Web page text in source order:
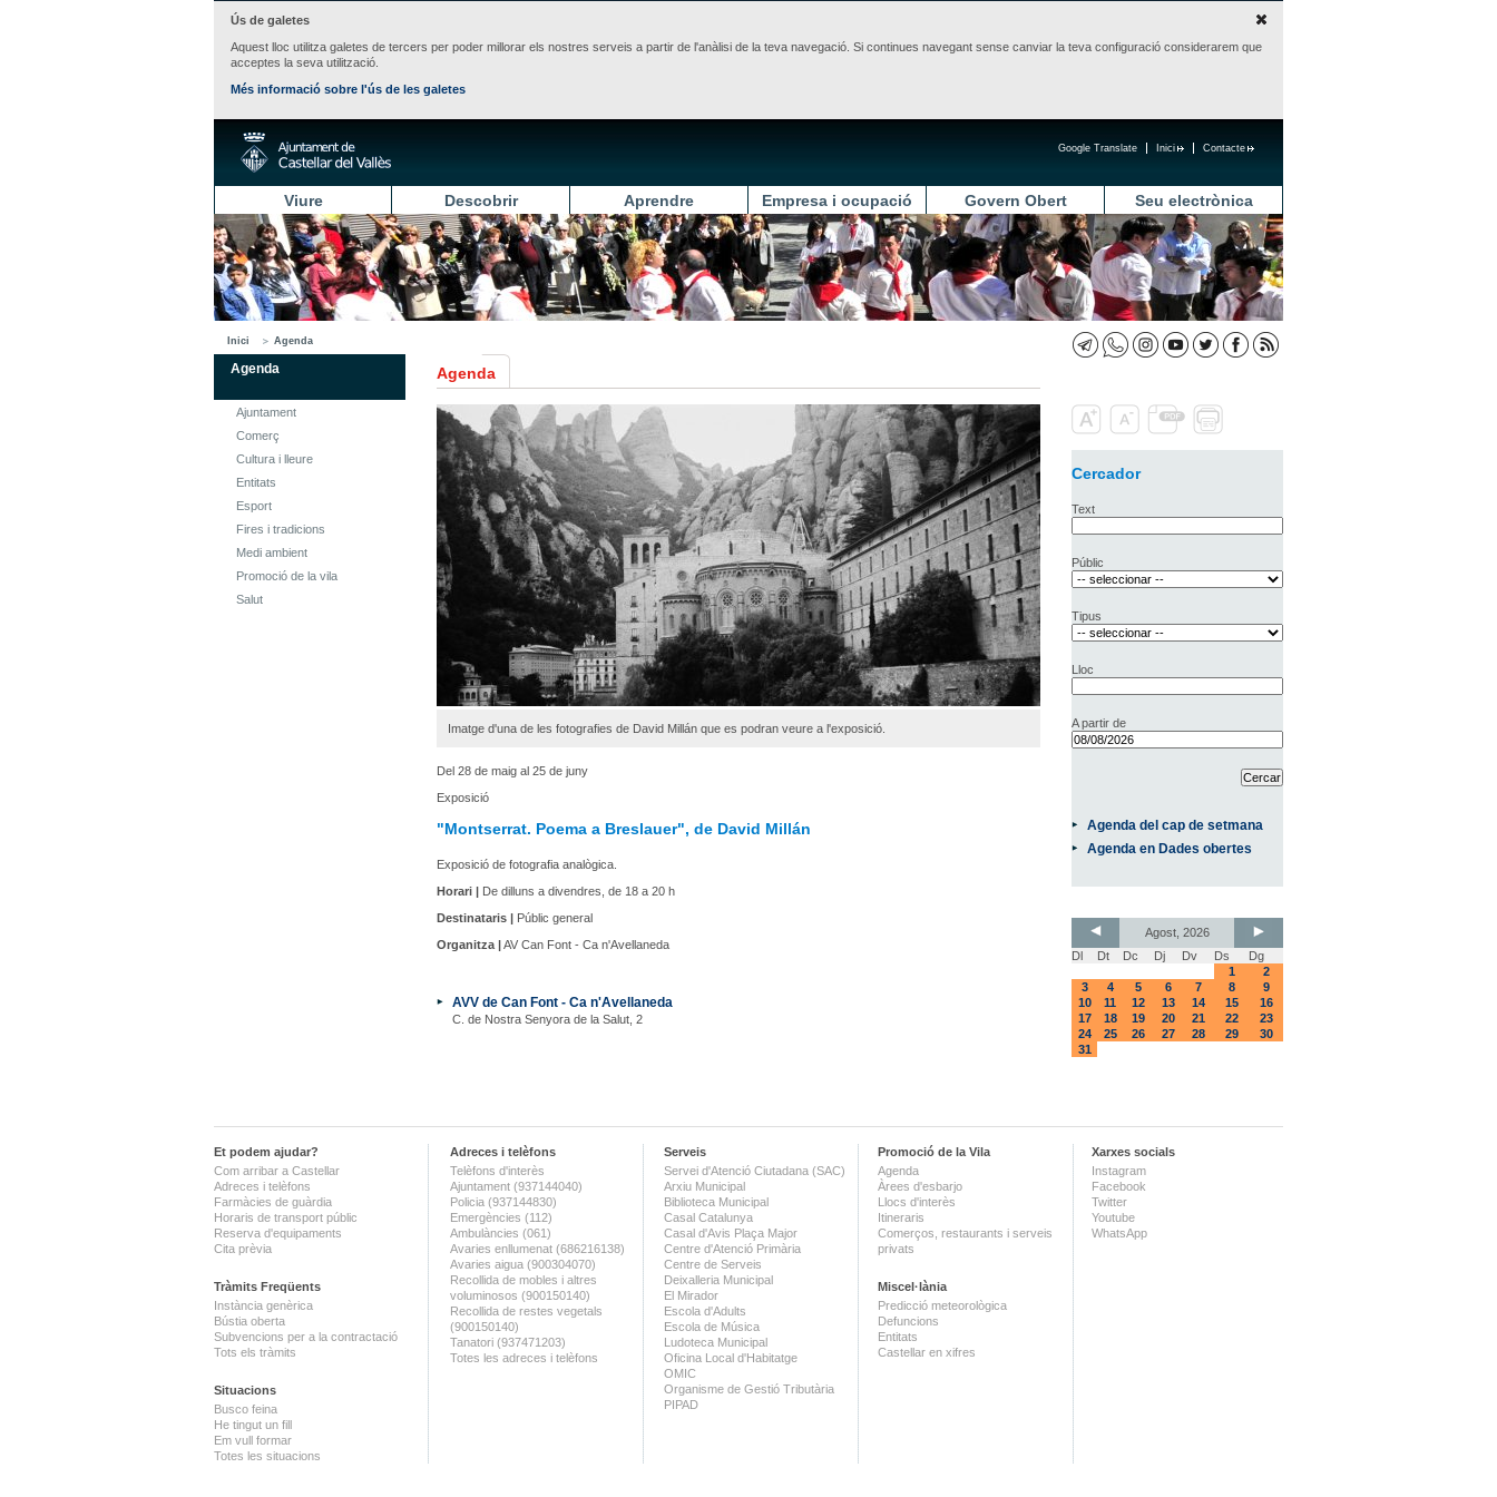
Ús de galetes
Aquest lloc utilitza galetes de tercers per poder millorar els nostres serveis a partir de l'anàlisi de la teva navegació. Si continues navegant sense canviar la teva configuració considerarem que
acceptes la seva utilització.
Més informació sobre l'ús de les galetes
Contacte
Inici
Google Translate
Viure Descobrir Aprendre Empresa i ocupació Govern Obert Seu electrònica
Inici Agenda
Agenda
Ajuntament
Comerç
Cultura i lleure
Entitats
Esport
Fires i tradicions
Medi ambient
Promoció de la vila
Salut
Agenda
Imatge d'una de les fotografies de David Millán que es podran veure a l'exposició.
Del 28 de maig al 25 de juny
Exposició
"Montserrat. Poema a Breslauer", de David Millán
Exposició de fotografia analògica.
Horari | De dilluns a divendres, de 18 a 20 h
Destinataris | Públic general
Organitza |AV Can Font - Ca n'Avellaneda
AVV de Can Font - Ca n'Avellaneda
C. de Nostra Senyora de la Salut, 2
Cercador
Text
Públic
Tipus
Lloc
A partir de
Agenda del cap de setmana
Agenda en Dades obertes
Agost, 2026
Dl
Dt Dc Dj Dv Ds
Dg
1
2
3
4 5 6 7 8
9
10
11 12 13 14 15
16
17
18 19 20 21 22
23
24
25 26 27 28 29
30
31
Et podem ajudar?
Com arribar a Castellar
Adreces i telèfons
Farmàcies de guàrdia
Horaris de transport públic
Reserva d'equipaments
Cita prèvia
Tràmits Freqüents
Instància genèrica
Bústia oberta
Subvencions per a la contractació
Tots els tràmits
Situacions
Busco feina
He tingut un fill
Em vull formar
Totes les situacions
Adreces i telèfons
Telèfons d'interès
Ajuntament (937144040)
Policia (937144830)
Emergències (112)
Ambulàncies (061)
Avaries enllumenat (686216138)
Avaries aigua (900304070)
Recollida de mobles i altres
voluminosos (900150140)
Recollida de restes vegetals
(900150140)
Tanatori (937471203)
Totes les adreces i telèfons
Serveis
Servei d'Atenció Ciutadana (SAC)
Arxiu Municipal
Biblioteca Municipal
Casal Catalunya
Casal d'Avis Plaça Major
Centre d'Atenció Primària
Centre de Serveis
Deixalleria Municipal
El Mirador
Escola d'Adults
Escola de Música
Ludoteca Municipal
Oficina Local d'Habitatge
OMIC
Organisme de Gestió Tributària
PIPAD
Promoció de la Vila
Agenda
Àrees d'esbarjo
Llocs d'interès
Itineraris
Comerços, restaurants i serveis
privats
Miscel·lània
Predicció meteorològica
Defuncions
Entitats
Castellar en xifres
Xarxes socials
Instagram
Facebook
Twitter
Youtube
WhatsApp